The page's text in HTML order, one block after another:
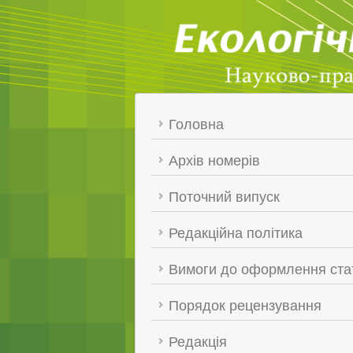
Головна
Архів номерів
Поточний випуск
Редакційна політика
Вимоги до оформлення
Порядок рецензування
Редакція